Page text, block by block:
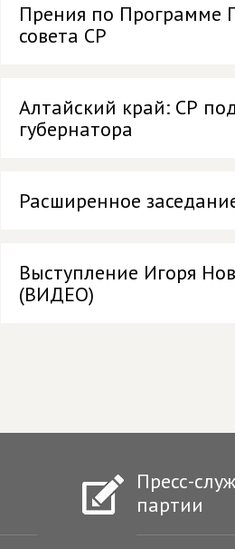
Прения по Программе
совета СР
Алтайский край: СР
губернатора
Расширенное
Выступление Игоря
(ВИДЕО)
Пресс-
партии